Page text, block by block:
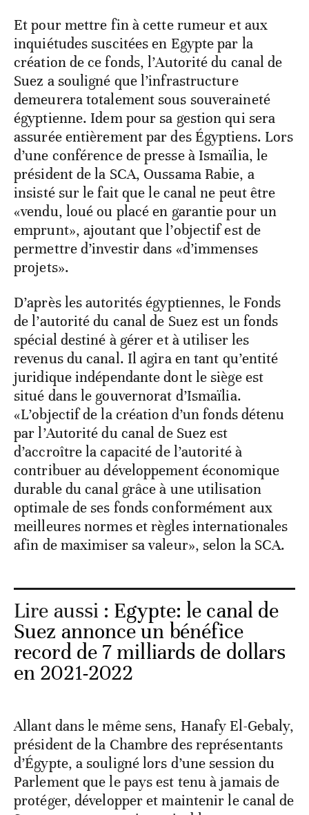
Et pour mettre fin à cette rumeur et aux
inquiétudes suscitées en Egypte par la
création de ce fonds, l’Autorité du canal de
Suez a souligné que l’infrastructure
demeurera totalement sous souveraineté
égyptienne. Idem pour sa gestion qui sera
assurée entièrement par des Égyptiens. Lors
d’une conférence de presse à Ismaïlia, le
président de la SCA, Oussama Rabie, a
insisté sur le fait que le canal ne peut être
«vendu, loué ou placé en garantie pour un
emprunt», ajoutant que l’objectif est de
permettre d’investir dans «d’immenses
projets».
D’après les autorités égyptiennes, le Fonds
de l’autorité du canal de Suez est un fonds
spécial destiné à gérer et à utiliser les
revenus du canal. Il agira en tant qu’entité
juridique indépendante dont le siège est
situé dans le gouvernorat d’Ismaïlia.
«L’objectif de la création d’un fonds détenu
par l’Autorité du canal de Suez est
d’accroître la capacité de l’autorité à
contribuer au développement économique
durable du canal grâce à une utilisation
optimale de ses fonds conformément aux
meilleures normes et règles internationales
afin de maximiser sa valeur», selon la SCA.
Lire aussi : Egypte: le canal de
Suez annonce un bénéfice
record de 7 milliards de dollars
en 2021-2022
Allant dans le même sens, Hanafy El-Gebaly,
président de la Chambre des représentants
d’Égypte, a souligné lors d’une session du
Parlement que le pays est tenu à jamais de
protéger, développer et maintenir le canal de